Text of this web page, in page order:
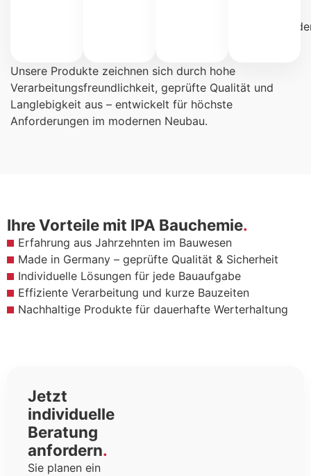
Unsere Produkte zeichnen sich durch hohe
Verarbeitungsfreundlichkeit, geprüfte Qualität und
Langlebigkeit aus – entwickelt für höchste
Anforderungen im modernen Neubau.
Ihre Vorteile mit IPA Bauchemie
Erfahrung aus Jahrzehnten im Bauwesen
Made in Germany – geprüfte Qualität & Sicherheit
Individuelle Lösungen für jede Bauaufgabe
Effiziente Verarbeitung und kurze Bauzeiten
Nachhaltige Produkte für dauerhafte Werterhaltung
Jetzt
individuelle
Beratung
anfordern
Sie planen ein